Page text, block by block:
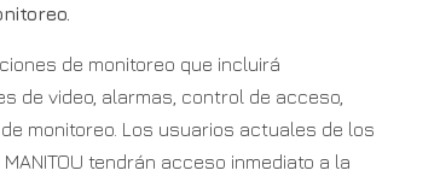
de monitoreo que incluirá
de video, alarmas, control de acceso,
monitoreo. Los usuarios actuales de los
tendrán acceso inmediato a la